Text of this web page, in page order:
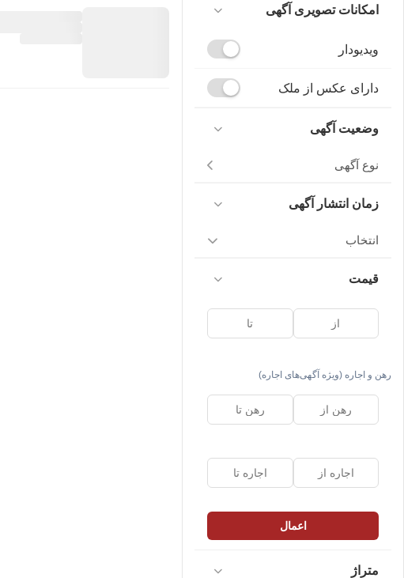
امکانات تصویری آگهی
ویدیودار
دارای عکس از ملک
وضعیت آگهی
نوع آگهی
زمان انتشار آگهی
انتخاب
قیمت
رهن و اجاره (ویژه آگهی‌های اجاره)
اعمال
متراژ